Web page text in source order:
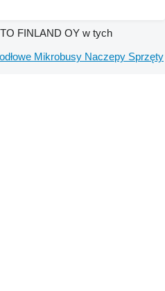
FINLAND OY w tych
Mikrobusy Naczepy Sprzęty